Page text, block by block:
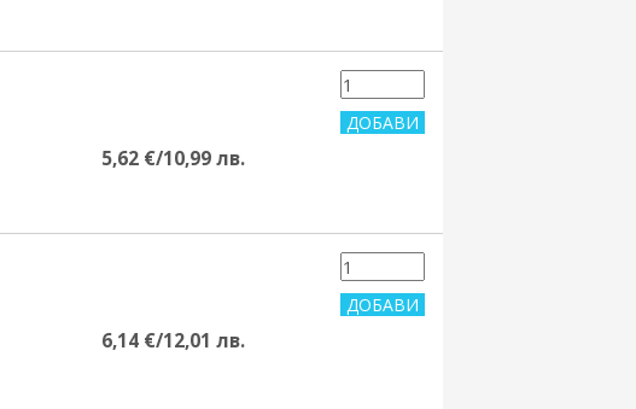
5,62 €/10,99 лв.
6,14 €/12,01 лв.